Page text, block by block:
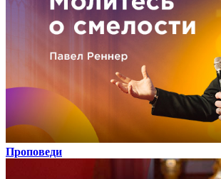
Проповеди